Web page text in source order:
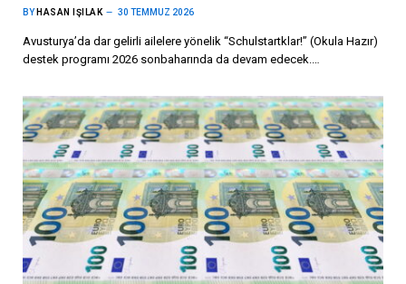
BY HASAN IŞILAK 30 TEMMUZ 2026
Avusturya’da dar gelirli ailelere yönelik “Schulstartklar!” (Okula Hazır)
destek programı 2026 sonbaharında da devam edecek.…